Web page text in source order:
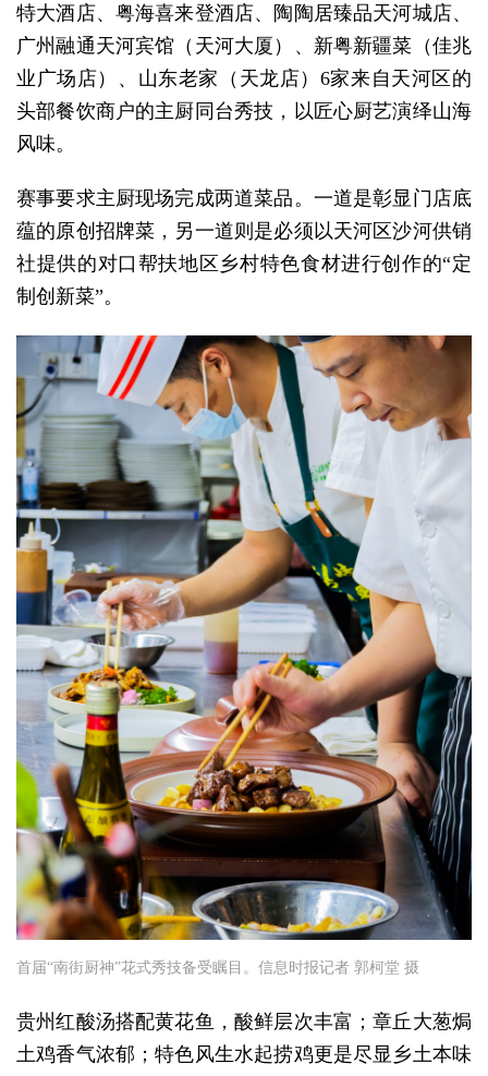
特大酒店、粤海喜来登酒店、陶陶居臻品天河城店、
广州融通天河宾馆（天河大厦）、新粤新疆菜（佳兆
业广场店）、山东老家（天龙店）6家来自天河区的
头部餐饮商户的主厨同台秀技，以匠心厨艺演绎山海
风味。
赛事要求主厨现场完成两道菜品。一道是彰显门店底
蕴的原创招牌菜，另一道则是必须以天河区沙河供销
社提供的对口帮扶地区乡村特色食材进行创作的“定
制创新菜”。
首届“南街厨神”花式秀技备受瞩目。信息时报记者 郭柯堂 摄
贵州红酸汤搭配黄花鱼，酸鲜层次丰富；章丘大葱焗
土鸡香气浓郁；特色风生水起捞鸡更是尽显乡土本味